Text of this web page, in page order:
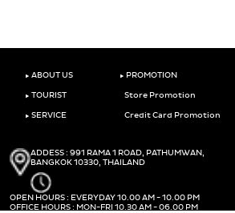
‣ ABOUT US
‣ TOURIST
‣ SERVICE
‣ PROMOTION
Store Promotion
Credit Card Promotion
ADDESS : 991 RAMA 1 ROAD, PATHUMWAN,
BANGKOK 10330, THAILAND
OPEN HOURS : EVERYDAY 10.00 AM - 10.00 PM
OFFICE HOURS : MON-FRI 10.30 AM - 06.00 PM